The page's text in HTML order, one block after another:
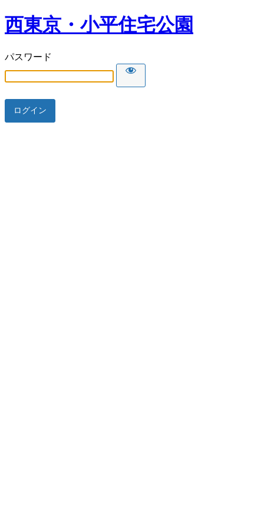
西東京・小平住宅公園
パスワード